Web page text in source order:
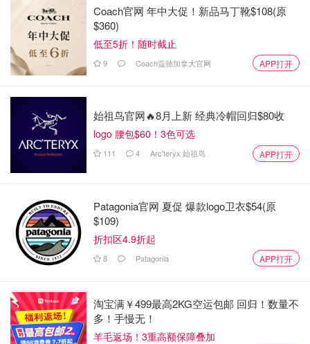
Coach官网 年中大促！新品马丁靴$108(原
$360)
低至5折！随时截止
9 Coach蔻驰加拿大官网 APP打开
始祖鸟官网🔥8月上新 经典冷帽回归$80收
logo 腰包$60！3色可选
111 4 Arc'teryx 始祖鸟 APP打开
Patagonia官网 夏促 爆款logo卫衣$54(原
$109)
折扣区4.9折起
8 Patagonia APP打开
淘宝满￥499最高2KG空运包邮 回归！数量不
多！手慢无！
羊毛返场！3重高额保障叠加